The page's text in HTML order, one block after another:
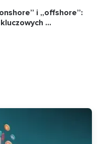
i „offshore”:
...